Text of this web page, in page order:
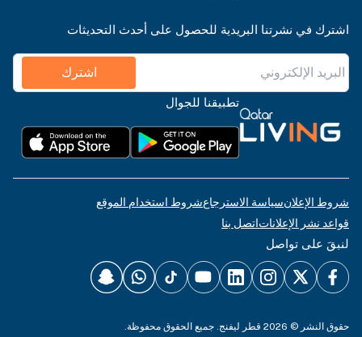
اشترك في نشرتنا البريدية للحصول على أحدث التحديثات
اشترك
تطبيقنا للجوال
شروط الإعلانسياسة الاسترجاعشروط استخدام الموقع
قواعد نشر الإعلاناتاتصل بنا
لنبقَ على تواصل
حقوق النشر © 2026 قطر ليفنج. جميع الحقوق محفوظة.